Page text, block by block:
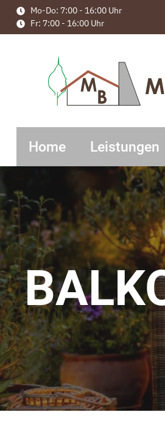
Mo-Do: 7:00 - 16:00 Uhr
Fr: 7:00 - 16:00 Uhr
Home Leistungen